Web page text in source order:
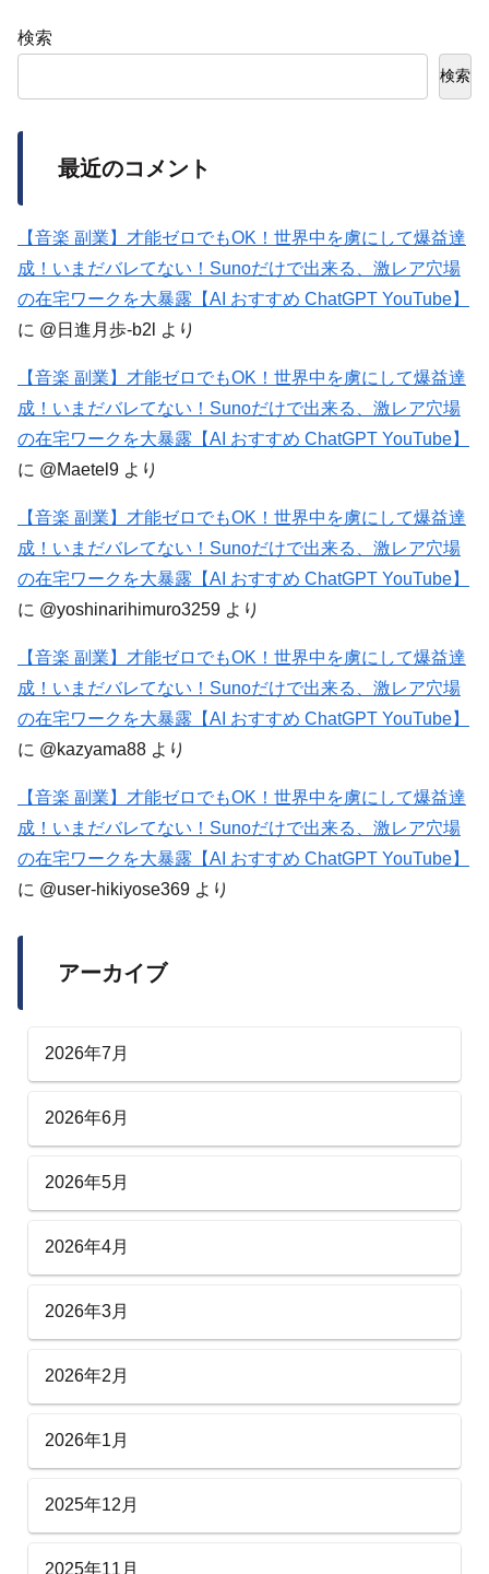
検索
検索
最近のコメント
【音楽 副業】才能ゼロでもOK！世界中を虜にして爆益達
成！いまだバレてない！Sunoだけで出来る、激レア穴場
の在宅ワークを大暴露【AI おすすめ ChatGPT YouTube】
に @日進月歩-b2l より
【音楽 副業】才能ゼロでもOK！世界中を虜にして爆益達
成！いまだバレてない！Sunoだけで出来る、激レア穴場
の在宅ワークを大暴露【AI おすすめ ChatGPT YouTube】
に @Maetel9 より
【音楽 副業】才能ゼロでもOK！世界中を虜にして爆益達
成！いまだバレてない！Sunoだけで出来る、激レア穴場
の在宅ワークを大暴露【AI おすすめ ChatGPT YouTube】
に @yoshinarihimuro3259 より
【音楽 副業】才能ゼロでもOK！世界中を虜にして爆益達
成！いまだバレてない！Sunoだけで出来る、激レア穴場
の在宅ワークを大暴露【AI おすすめ ChatGPT YouTube】
に @kazyama88 より
【音楽 副業】才能ゼロでもOK！世界中を虜にして爆益達
成！いまだバレてない！Sunoだけで出来る、激レア穴場
の在宅ワークを大暴露【AI おすすめ ChatGPT YouTube】
に @user-hikiyose369 より
アーカイブ
2026年7月
2026年6月
2026年5月
2026年4月
2026年3月
2026年2月
2026年1月
2025年12月
2025年11月